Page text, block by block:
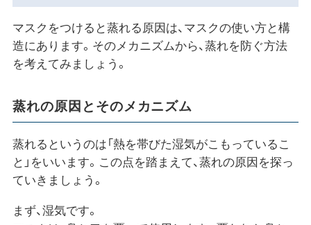
マスクをつけると蒸れる原因は、マスクの使い方と構
造にあります。そのメカニズムから、蒸れを防ぐ方法
を考えてみましょう。
蒸れの原因とそのメカニズム
蒸れるというのは「熱を帯びた湿気がこもっているこ
と」をいいます。この点を踏まえて、蒸れの原因を探っ
ていきましょう。
まず、湿気です。